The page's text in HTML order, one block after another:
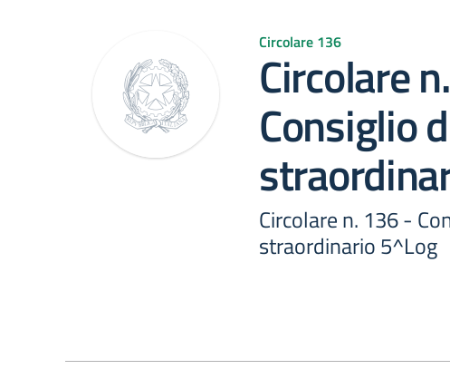
Circolare 136
Circolare
Consiglio
Circolare n. 136 -
straordinario 5^Log